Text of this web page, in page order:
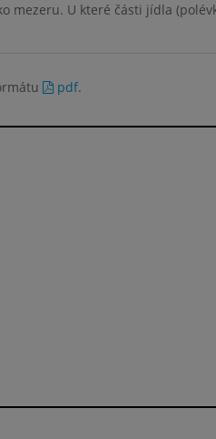
mezeru. U které části jídla
pdf.